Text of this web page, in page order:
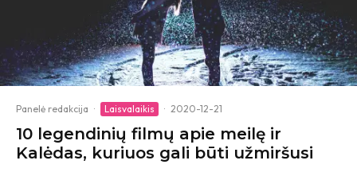
Panelė redakcija · Laisvalaikis · 2020-12-21
10 legendinių filmų apie meilę ir
Kalėdas, kuriuos gali būti užmiršusi